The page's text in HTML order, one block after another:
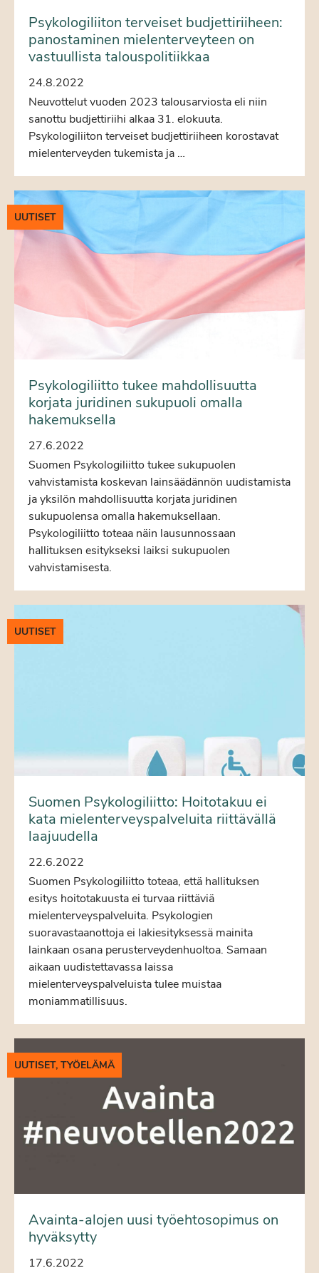
Psykologiliiton terveiset budjettiriiheen:
panostaminen mielenterveyteen on
vastuullista talouspolitiikkaa
24.8.2022
Neuvottelut vuoden 2023 talousarviosta eli niin
sanottu budjettiriihi alkaa 31. elokuuta.
Psykologiliiton terveiset budjettiriiheen korostavat
mielenterveyden tukemista ja …
UUTISET
Psykologiliitto tukee mahdollisuutta
korjata juridinen sukupuoli omalla
hakemuksella
27.6.2022
Suomen Psykologiliitto tukee sukupuolen
vahvistamista koskevan lainsäädännön uudistamista
ja yksilön mahdollisuutta korjata juridinen
sukupuolensa omalla hakemuksellaan.
Psykologiliitto toteaa näin lausunnossaan
hallituksen esitykseksi laiksi sukupuolen
vahvistamisesta.
UUTISET
Suomen Psykologiliitto: Hoitotakuu ei
kata mielenterveyspalveluita riittävällä
laajuudella
22.6.2022
Suomen Psykologiliitto toteaa, että hallituksen
esitys hoitotakuusta ei turvaa riittäviä
mielenterveyspalveluita. Psykologien
suoravastaanottoja ei lakiesityksessä mainita
lainkaan osana perusterveydenhuoltoa. Samaan
aikaan uudistettavassa laissa
mielenterveyspalveluista tulee muistaa
moniammatillisuus.
UUTISET, TYÖELÄMÄ
Avainta-alojen uusi työehtosopimus on
hyväksytty
17.6.2022